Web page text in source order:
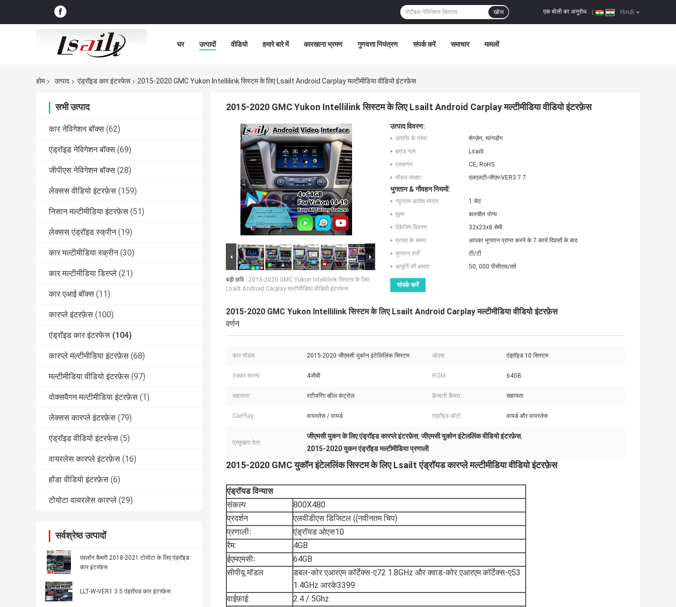
Hindi
एक बोली का अनुरोध
खोज
घर उत्पादों वीडियो हमारे बारे में कारखाना भ्रमण गुणवत्ता नियंत्रण संपर्क करें समाचार मामलों
होम उत्पाद एंड्रॉइड कार इंटरफेस 2015-2020 GMC Yukon Intellilink सिस्टम के लिए Lsailt Android Carplay मल्टीमीडिया वीडियो इंटरफ़ेस
सभी उत्पाद
कार नेविगेशन बॉक्स (62)
एंड्रॉइड नेविगेशन बॉक्स (69)
जीपीएस नेविगेशन बॉक्स (28)
लेक्सस वीडियो इंटरफ़ेस (159)
निसान मल्टीमीडिया इंटरफ़ेस (51)
लेक्सस एंड्रॉइड स्क्रीन (19)
कार मल्टीमीडिया स्क्रीन (30)
कार मल्टीमीडिया डिस्प्ले (21)
कार एआई बॉक्स (11)
कारप्ले इंटरफ़ेस (100)
एंड्रॉइड कार इंटरफेस (104)
कारप्ले मल्टीमीडिया इंटरफ़ेस (68)
मल्टीमीडिया वीडियो इंटरफ़ेस (97)
वोक्सवैगन मल्टीमीडिया इंटरफ़ेस (1)
लेक्सस कारप्ले इंटरफ़ेस (79)
एंड्रॉइड वीडियो इंटरफेस (5)
वायरलेस कारप्ले इंटरफ़ेस (16)
होंडा वीडियो इंटरफ़ेस (6)
टोयोटा वायरलेस कारप्ले (29)
सर्वश्रेष्ठ उत्पादों
एवलॉन कैमरी 2018-2021 टोयोटा के लिए एंड्रॉइड
कार इंटरफ़ेस
LLT-W-VER1.3.5 एंड्रॉयड कार इंटरफ़ेस
2015-2020 GMC Yukon Intellilink सिस्टम के लिए Lsailt Android Carplay मल्टीमीडिया वीडियो इंटरफ़ेस
बड़ी छवि : 2015-2020 GMC Yukon Intellilink सिस्टम के लिए
Lsailt Android Carplay मल्टीमीडिया वीडियो इंटरफ़ेस
उत्पाद विवरण:
उत्पत्ति के प्लेस:
शेन्ज़ेन, ग्वांगडोंग
ब्रांड नाम:
Lsailt
प्रमाणन:
CE, RoHS
मॉडल संख्या:
एलएलटी-जीएम-VER3.7.7
भुगतान & नौवहन नियमों:
न्यूनतम आदेश मात्रा:
1 सेट
मूल्य:
बातचीत योग्य
पैकेजिंग विवरण:
32x23x8 सेमी
प्रसव के समय:
आपका भुगतान प्राप्त करने के 7 कार्य दिवसों के बाद
भुगतान शर्तें:
टी/टी
आपूर्ति की क्षमता:
50, 000 पीसीएस/वर्ष
संपर्क करें
2015-2020 GMC Yukon Intellilink सिस्टम के लिए Lsailt Android Carplay मल्टीमीडिया वीडियो इंटरफ़ेस
वर्णन
कार मॉडल: 2015-2020 जीएमसी युकोन इंटेलिलिंक सिस्टम ओएस: एंड्रॉइड 10 सिस्टम
टक्कर मारना: 4जीबी ROM: 64GB
सहायता: स्टीयरिंग व्हील कंट्रोल फ़ैक्टरी कैमरा: सहायता
CarPlay: वायरलेस / वायर्ड एंड्रॉइड ऑटो: वायर्ड और वायरलेस
प्रमुखता देना:
जीएमसी युकन के लिए एंड्रॉइड कारप्ले इंटरफ़ेस,जीएमसी युकोन इंटेललिंक वीडियो इंटरफ़ेस,
2015-2020 युकन एंड्रॉइड मल्टीमीडिया प्रणाली
2015-2020 GMC युकॉन इंटेललिंक सिस्टम के लिए Lsailt एंड्रॉयड कारप्ले मल्टीमीडिया वीडियो इंटरफ़ेस
एंड्रॉयड विन्यास
संकल्प
800X480
प्रदर्शन
एलवीडीएस डिजिटल ((नवीनतम चिप)
प्रणालीः
एंड्रॉयड ओएस10
रैम:
4GB
ईएमएमसीः
64GB
सीपीयू मॉडल
डबल-कोर एआरएम कॉर्टेक्स-ए72 1.8GHz और क्वाड-कोर एआरएम कॉर्टेक्स-ए53
1.4GHz आरके3399
वाईफ़ाई:
2.4 / 5Ghz